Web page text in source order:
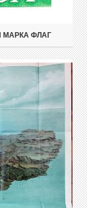
МАРКА ФЛАГ